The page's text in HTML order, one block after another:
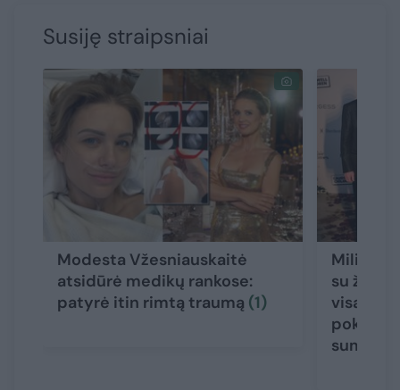
Susiję straipsniai
Modesta Vžesniauskaitė
atsidūrė medikų rankose:
patyrė itin rimtą traumą (1)
su
visą
pokylį:
suma